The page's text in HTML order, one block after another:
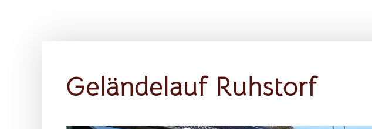
Geländelauf Ruhstorf